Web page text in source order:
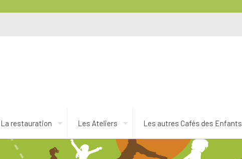
La restauration Les Ateliers Les autres Cafés des Enfants